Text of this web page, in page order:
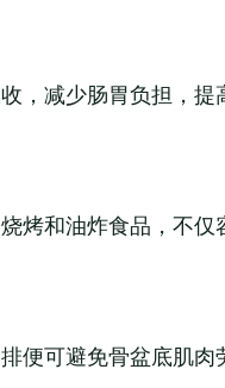
，减少肠胃负担，提
烤和油炸食品，不仅
便可避免骨盆底肌肉